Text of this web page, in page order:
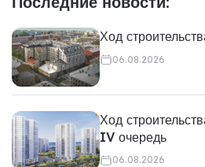
Ход
06.08.2026
Ход
IV очередь
06.08.2026